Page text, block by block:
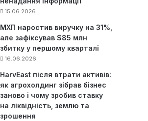
15.06.2026
МХП наростив виручку на 31%,
але зафіксував $85 млн
збитку у першому кварталі
16.06.2026
HarvEast після втрати активів:
як агрохолдинг зібрав бізнес
заново і чому зробив ставку
на ліквідність, землю та
зрошення